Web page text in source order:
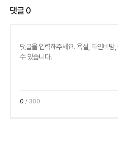
댓글0
0 / 300